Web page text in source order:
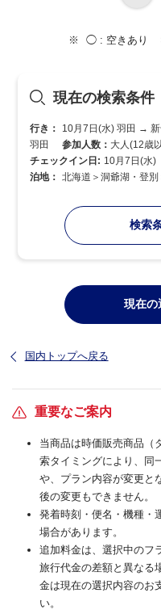
◯ : 空きあり
現在の検索条件
行き： 10月7日(水) 羽田 →
羽田
参加人数： 大人(12歳
チェックイン日: 10月7日(水)
泊地： 北海道＞洞爺湖・登別
検索
現在の
国内トップへ戻る
重要なご案内
当商品は時価販売商品（
索タイミングにより、同
や、プラン内容が変更と
後の変更もできません。
発着時刻・便名・機種・
場合があります。
追加料金は、選択中のフ
旅行代金の差額と異なる
金は現在の選択内容のお
い。